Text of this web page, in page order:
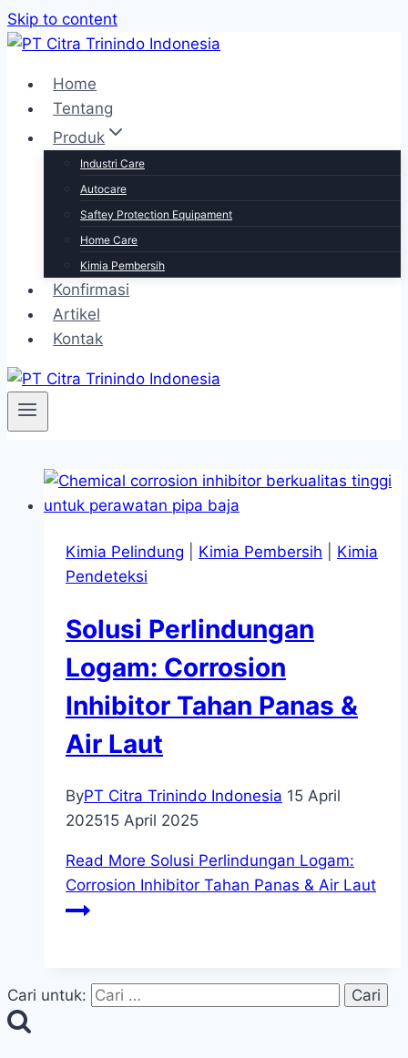
Skip to content
Home
Tentang
Produk
Industri Care
Autocare
Saftey Protection Equipament
Home Care
Kimia Pembersih
Konfirmasi
Artikel
Kontak
Kimia Pelindung Kimia Pembersih
Kimia
Pendeteksi
Solusi Perlindungan
Logam: Corrosion
Inhibitor Tahan Panas &
Air Laut
ByPT Citra Trinindo Indonesia 15 April
202515 April 2025
Read More Solusi Perlindungan Logam:
Corrosion Inhibitor Tahan Panas & Air Laut
Cari untuk: